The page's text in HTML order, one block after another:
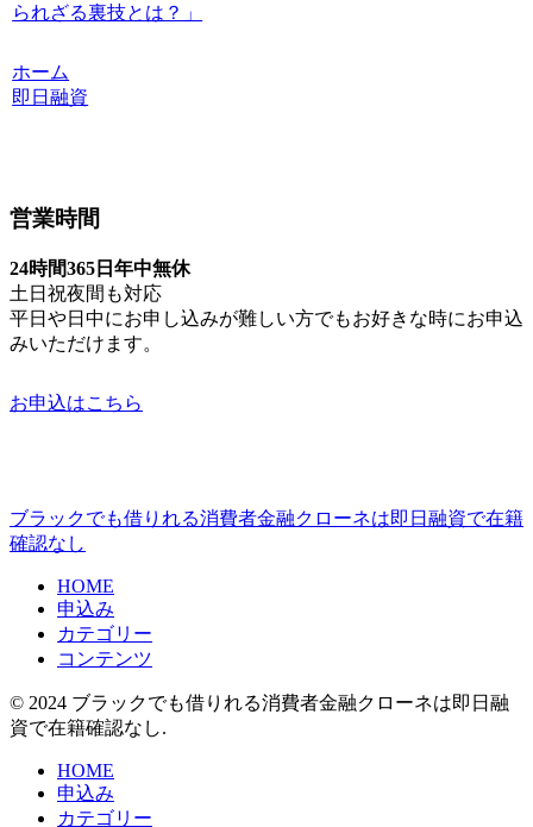
られざる裏技とは？」
ホーム
即日融資
営業時間
24時間365日年中無休
土日祝夜間も対応
平日や日中にお申し込みが難しい方でもお好きな時にお申込
みいただけます。
お申込はこちら
ブラックでも借りれる消費者金融クローネは即日融資で在籍
確認なし
HOME
申込み
カテゴリー
コンテンツ
© 2024 ブラックでも借りれる消費者金融クローネは即日融
資で在籍確認なし.
HOME
申込み
カテゴリー